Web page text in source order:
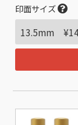
印面サイズ